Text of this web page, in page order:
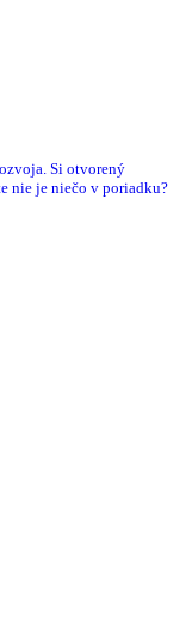
Si otvorený
nie je niečo v poriadku?